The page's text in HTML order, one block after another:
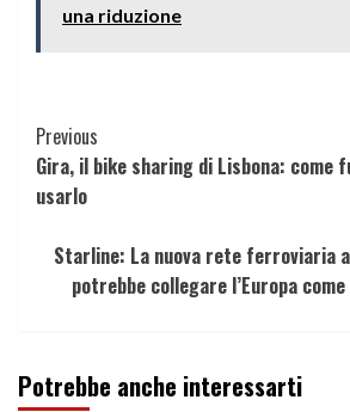
una riduzione
Continue
Reading
Previous
Gira, il bike sharing di Lisbona: come
usarlo
Starline: La nuova rete ferroviaria
potrebbe collegare l’Europa
Potrebbe anche interessarti